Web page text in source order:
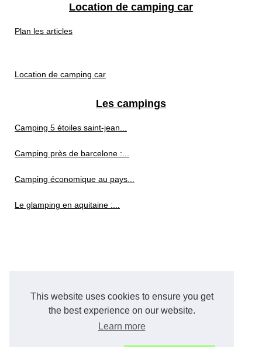
This website uses cookies to ensure you get
the best experience on our website.
Learn more
Location de camping car
Plan les articles
Location de camping car
Les campings
Camping 5 étoiles saint-jean...
Camping près de barcelone :...
Camping économique au pays...
Le glamping en aquitaine :...